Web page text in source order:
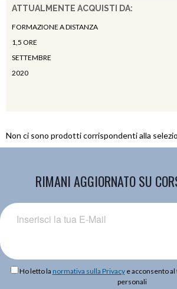
ATTUALMENTE ACQUISTI DA:
FORMAZIONE A DISTANZA
1,5 ORE
SETTEMBRE
2020
Non ci sono prodotti corrispondenti alla
RIMANI AGGIORNATO SU
Ho letto la normativa sulla Privacye acconsento
personali